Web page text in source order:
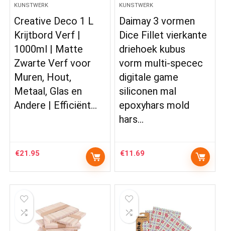
KUNSTWERK
Creative Deco 1 L
Krijtbord Verf |
1000ml | Matte
Zwarte Verf voor
Muren, Hout,
Metaal, Glas en
Andere | Efficiënt…
€21.95
KUNSTWERK
Daimay 3 vormen
Dice Fillet vierkante
driehoek kubus
vorm multi-specec
digitale game
siliconen mal
epoxyhars mold
hars…
€11.69